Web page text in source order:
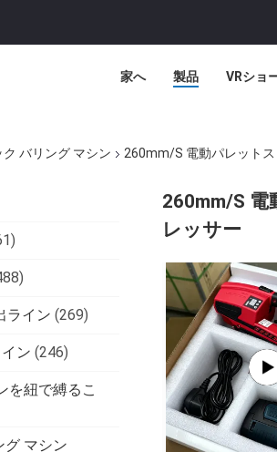
家へ 製品 VRショ
バリング マシン 260mm/S 電動パレット
ライン (269)
ン (246)
を紐で縛るこ
グ マシン
260mm/S
レッサー